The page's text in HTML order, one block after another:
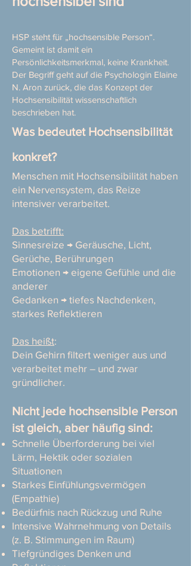
HSP steht für „hochsensible Person“.
Gemeint ist damit ein
Persönlichkeitsmerkmal, keine Krankheit.
Der Begriff geht auf die Psychologin Elaine
N. Aron zurück, die das Konzept der
Hochsensibilität wissenschaftlich
beschrieben hat.
Was bedeutet Hochsensibilität
konkret?
Menschen mit Hochsensibilität haben
ein Nervensystem, das Reize
intensiver verarbeitet.
Das betrifft:
Sinnesreize → Geräusche, Licht,
Gerüche, Berührungen
Emotionen → eigene Gefühle und die
anderer
Gedanken → tiefes Nachdenken,
starkes Reflektieren
Das heißt:
Dein Gehirn filtert weniger aus und
verarbeitet mehr – und zwar
gründlicher.
Nicht jede hochsensible Person
ist gleich, aber häufig sind:
Schnelle Überforderung bei viel
Lärm, Hektik oder sozialen
Situationen
Starkes Einfühlungsvermögen
(Empathie)
Bedürfnis nach Rückzug und Ruhe
Intensive Wahrnehmung von Details
(z. B. Stimmungen im Raum)
Tiefgründiges Denken und